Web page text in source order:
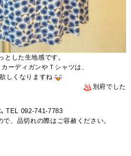
とした生地感です。
ーディガンやＴシャツは、
しくなりますね
別府でした
TEL 092-741-7783
、品切れの際はご容赦ください。